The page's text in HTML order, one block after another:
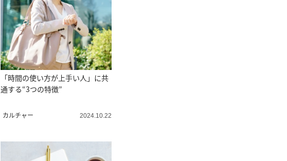
「時間の使い方が上手い人」に共
通する“3つの特徴”
カルチャー 2024.10.22